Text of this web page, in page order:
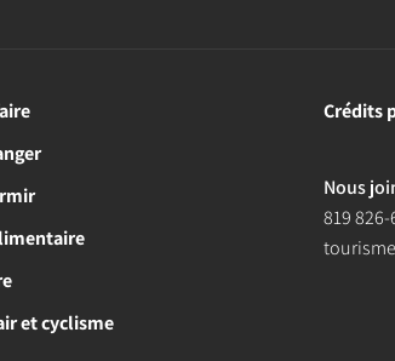
et cyclisme
Crédits
Nous
819